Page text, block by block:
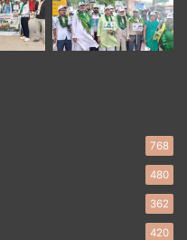
768
480
362
420